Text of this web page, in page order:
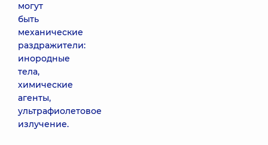
могут
быть
механические
раздражители:
инородные
тела,
химические
агенты,
ультрафиолетовое
излучение.